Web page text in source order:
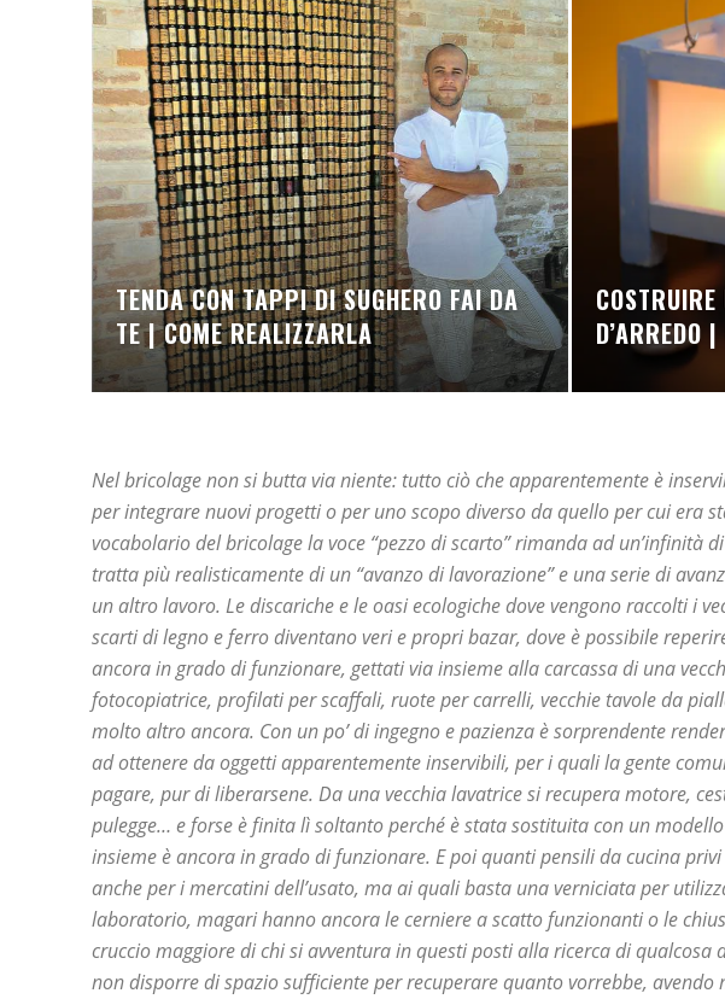
E
TENDA CON TAPPI DI SUGHERO FAI DA
TE | COME REALIZZARLA
D’ARREDO
Nel bricolage non si butta via niente: tutto ciò che apparentemente è
per integrare nuovi progetti o per uno scopo diverso da quello per cui era
vocabolario del bricolage la voce “pezzo di scarto” rimanda ad un’infinità
tratta più realisticamente di un “avanzo di lavorazione” e una serie di
un altro lavoro. Le discariche e le oasi ecologiche dove vengono raccolti i
scarti di legno e ferro diventano veri e propri bazar, dove è possibile
ancora in grado di funzionare, gettati via insieme alla carcassa di una
fotocopiatrice, profilati per scaffali, ruote per carrelli, vecchie tavole da
molto altro ancora. Con un po’ di ingegno e pazienza è sorprendente
ad ottenere da oggetti apparentemente inservibili, per i quali la gente
pagare, pur di liberarsene. Da una vecchia lavatrice si recupera motore,
pulegge… e forse è finita lì soltanto perché è stata sostituita con un
insieme è ancora in grado di funzionare. E poi quanti pensili da cucina
anche per i mercatini dell’usato, ma ai quali basta una verniciata per
laboratorio, magari hanno ancora le cerniere a scatto funzionanti o le
cruccio maggiore di chi si avventura in questi posti alla ricerca di qualcosa
non disporre di spazio sufficiente per recuperare quanto vorrebbe, avendo